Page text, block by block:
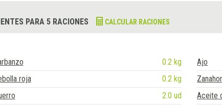
PARA 5 RACIONES CALCULAR RACIONES
0.2 kg Ajo
roja
0.2 kg
2.0 ud Aceite